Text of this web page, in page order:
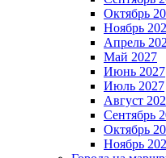
Октябрь
Ноябрь
Апрель
Май 2027
Июнь 2027
Июль 2027
Август
Сентябрь
Октябрь
Ноябрь